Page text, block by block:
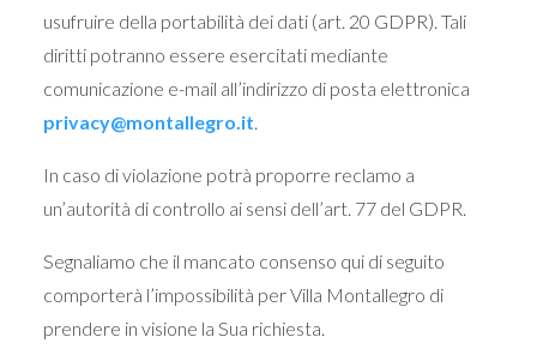
usufruire della portabilità dei dati (art. 20 GDPR). Tali
diritti potranno essere esercitati mediante
comunicazione e-mail all’indirizzo di posta elettronica
privacy@montallegro.it.
In caso di violazione potrà proporre reclamo a
un’autorità di controllo ai sensi dell’art. 77 del GDPR.
Segnaliamo che il mancato consenso qui di seguito
comporterà l’impossibilità per Villa Montallegro di
prendere in visione la Sua richiesta.